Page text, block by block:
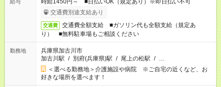
給与
時給1450円～ ■日払いOK（規定あり）※即日払い不可
交通費別途支給あり
交通費
交通費全額支給 ■ガソリン代も全額支給（規定あ
り） ■無料駐車場もご相談ください
勤務地
兵庫県加古川市
加古川駅 / 別府(兵庫県)駅 / 尾上の松駅 / …
＜選べる勤務地＞介護施設や病院 ※ご自宅の近くなど、お
好きな場所を選べます！